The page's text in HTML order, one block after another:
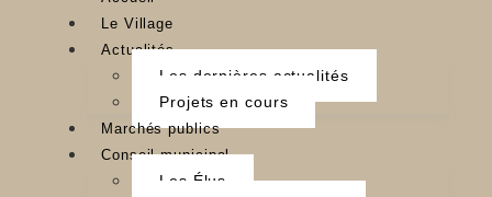
Le Village
Actualités
Les dernières actualités
Projets en cours
Marchés publics
Conseil municipal
Les Élus